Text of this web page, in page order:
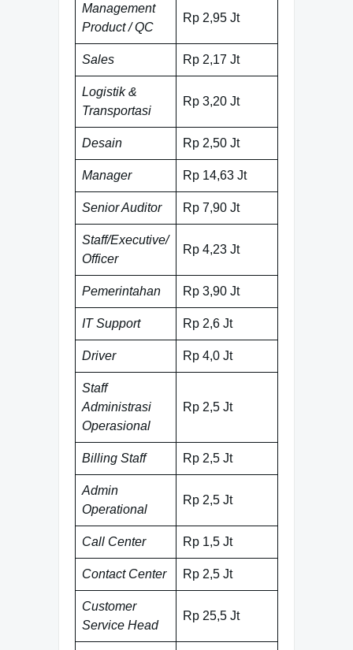
Management
Product / QC
Rp 2,95 Jt
Sales Rp 2,17 Jt
Logistik &
Transportasi
Rp 3,20 Jt
Desain Rp 2,50 Jt
Manager Rp 14,63 Jt
Senior Auditor Rp 7,90 Jt
Staff/Executive/
Officer
Rp 4,23 Jt
Pemerintahan Rp 3,90 Jt
IT Support Rp 2,6 Jt
Driver Rp 4,0 Jt
Staff
Administrasi
Operasional
Rp 2,5 Jt
Billing Staff Rp 2,5 Jt
Admin
Operational
Rp 2,5 Jt
Call Center Rp 1,5 Jt
Contact Center Rp 2,5 Jt
Customer
Service Head
Rp 25,5 Jt